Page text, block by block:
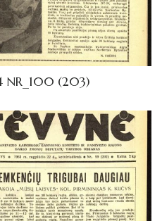
NR_100 (203)